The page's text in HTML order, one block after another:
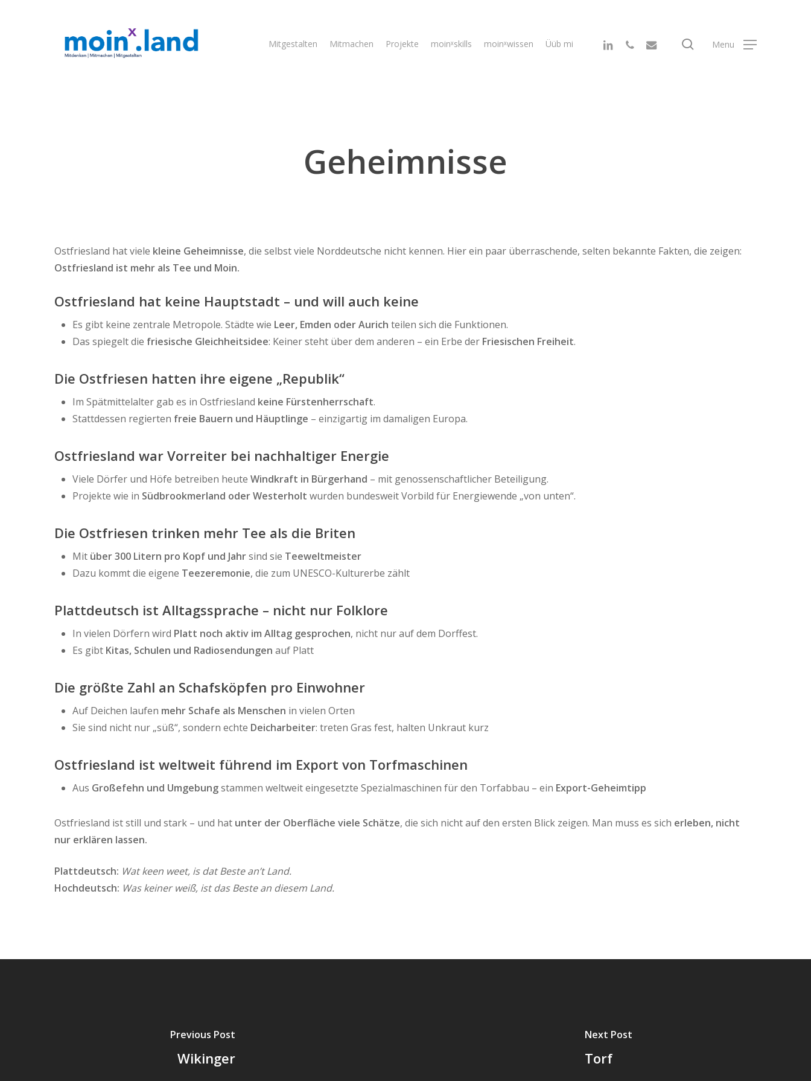
Hit enter to search or ESC to close
Mitgestalten Mitmachen Projekte moinˣskills moinˣwissen Üüb mi linkedin phone email search
Menu
Geheimnisse
Ostfriesland hat viele kleine Geheimnisse, die selbst viele Norddeutsche nicht kennen. Hier ein paar überraschende, selten bekannte Fakten, die zeigen:
Ostfriesland ist mehr als Tee und Moin.
Ostfriesland hat keine Hauptstadt – und will auch keine
Es gibt keine zentrale Metropole. Städte wie Leer, Emden oder Aurich teilen sich die Funktionen.
Das spiegelt die friesische Gleichheitsidee: Keiner steht über dem anderen – ein Erbe der Friesischen Freiheit.
Die Ostfriesen hatten ihre eigene „Republik“
Im Spätmittelalter gab es in Ostfriesland keine Fürstenherrschaft.
Stattdessen regierten freie Bauern und Häuptlinge – einzigartig im damaligen Europa.
Ostfriesland war Vorreiter bei nachhaltiger Energie
Viele Dörfer und Höfe betreiben heute Windkraft in Bürgerhand – mit genossenschaftlicher Beteiligung.
Projekte wie in Südbrookmerland oder Westerholt wurden bundesweit Vorbild für Energiewende „von unten“.
Die Ostfriesen trinken mehr Tee als die Briten
Mit über 300 Litern pro Kopf und Jahrsind sie Teeweltmeister
Dazu kommt die eigene Teezeremonie, die zum UNESCO-Kulturerbe zählt
Plattdeutsch ist Alltagssprache – nicht nur Folklore
In vielen Dörfern wird Platt noch aktiv im Alltag gesprochen, nicht nur auf dem Dorffest.
Es gibt Kitas, Schulen und Radiosendungen auf Platt
Die größte Zahl an Schafsköpfen pro Einwohner
Auf Deichen laufen mehr Schafe als Menschen in vielen Orten
Sie sind nicht nur „süß“, sondern echte Deicharbeiter: treten Gras fest, halten Unkraut kurz
Ostfriesland ist weltweit führend im Export von Torfmaschinen
Aus Großefehn und Umgebungstammen weltweit eingesetzte Spezialmaschinen für den Torfabbau – ein Export-Geheimtipp
Ostfriesland ist still und stark – und hat unter der Oberfläche viele Schätze, die sich nicht auf den ersten Blick zeigen. Man muss es sich erleben, nicht
nur erklären lassen.
Plattdeutsch: Wat keen weet, is dat Beste an’t Land.
Hochdeutsch: Was keiner weiß, ist das Beste an diesem Land.
Previous Post
Wikinger
Next Post
Torf